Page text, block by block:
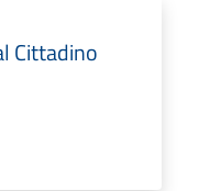
Cittadino